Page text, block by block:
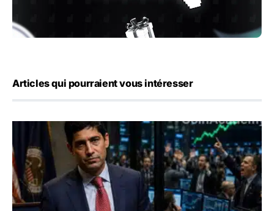
Articles qui pourraient vous intéresser
Emploi américain : 23 000 postes détruits en juillet, les